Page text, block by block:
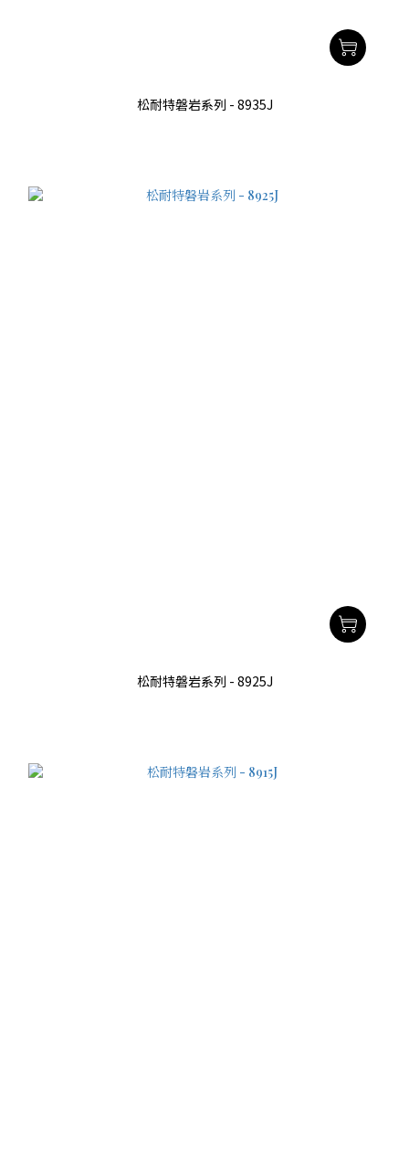
松耐特磐岩系列 - 8935J
松耐特磐岩系列 - 8925J